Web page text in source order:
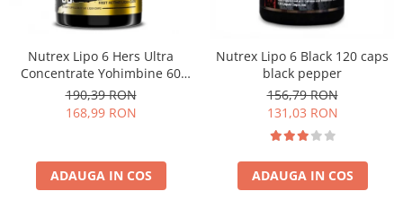
Vitamine bărbați / femei
Îngrijire personală
Insulated
Kaged
Kevin Levrone
Muscle Pharm
Muscletech
Nutrex Lipo 6 Hers Ultra
Concentrate Yohimbine 60
caps
190,39 RON
168,99 RON
ADAUGA IN COS
Nutrex Lipo 6 Black 120 caps
black pepper
156,79 RON
131,03 RON
ADAUGA IN COS